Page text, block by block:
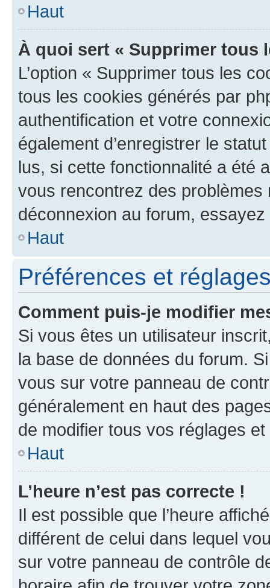
Haut
À quoi sert « Supprimer tous
L’option « Supprimer tous les
tous les cookies générés par
authentification et votre
également d’enregistrer le
lus, si cette fonctionnalité a été
vous rencontrez des
déconnexion au forum,
Haut
Préférences et
Comment puis-je modifier
Si vous êtes un utilisateur
la base de données du forum.
vous sur votre panneau de
généralement en haut des
de modifier tous vos réglages
Haut
L’heure n’est pas correcte !
Il est possible que l’heure
différent de celui dans lequel
sur votre panneau de contrôle